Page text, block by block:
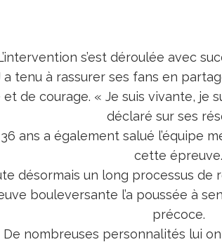
s’est déroulée avec
a tenu à rassurer ses fans en
de courage. « Je suis vivante, je
déclaré sur ses
ans a également salué l’équipe
cette épreuve.
désormais un long processus de
bouleversante l’a poussée à
précoce.
De nombreuses personnalités lui